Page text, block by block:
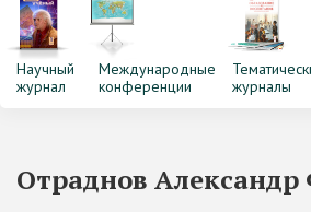
Научный
журнал
Международные
конференции
журналы
Отраднов Александр